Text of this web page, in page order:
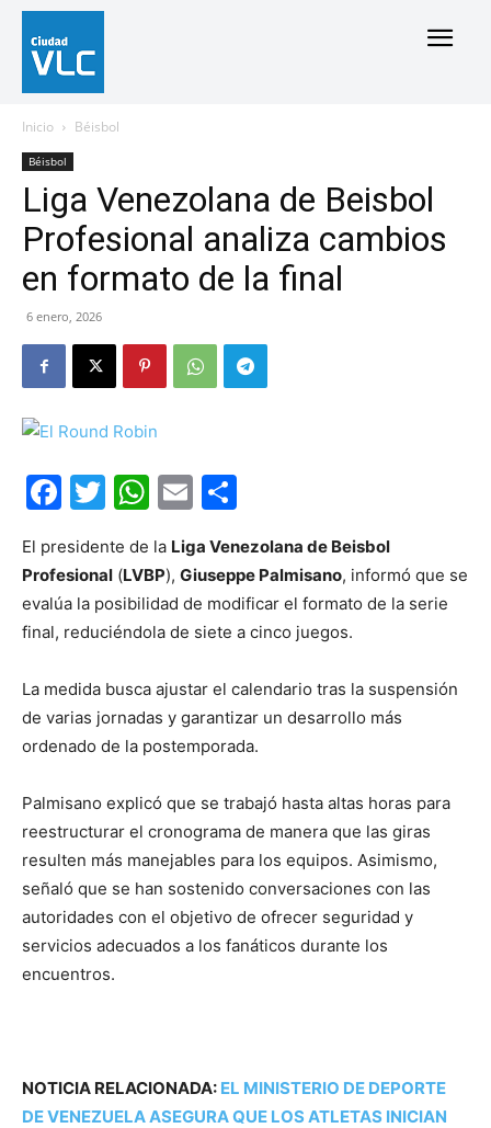
Inicio Béisbol
Béisbol
Liga Venezolana de Beisbol
Profesional analiza cambios
en formato de la final
6 enero, 2026
Facebook
Twitter
WhatsApp
Email
El presidente de la Liga Venezolana de Beisbol
Profesional (LVBP), Giuseppe Palmisano, informó que se
evalúa la posibilidad de modificar el formato de la serie
final, reduciéndola de siete a cinco juegos.
La medida busca ajustar el calendario tras la suspensión
de varias jornadas y garantizar un desarrollo más
ordenado de la postemporada.
Palmisano explicó que se trabajó hasta altas horas para
reestructurar el cronograma de manera que las giras
resulten más manejables para los equipos. Asimismo,
señaló que se han sostenido conversaciones con las
autoridades con el objetivo de ofrecer seguridad y
servicios adecuados a los fanáticos durante los
encuentros.
NOTICIA RELACIONADA: EL MINISTERIO DE DEPORTE
DE VENEZUELA ASEGURA QUE LOS ATLETAS INICIAN